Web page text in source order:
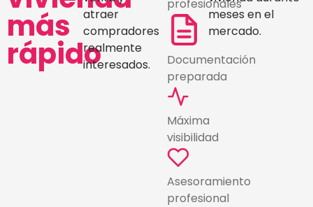
más
rápido
atraer
compradores
realmente
interesados.
profesionales
Documentación
preparada
Máxima
visibilidad
Asesoramiento
profesional
meses en el
mercado.